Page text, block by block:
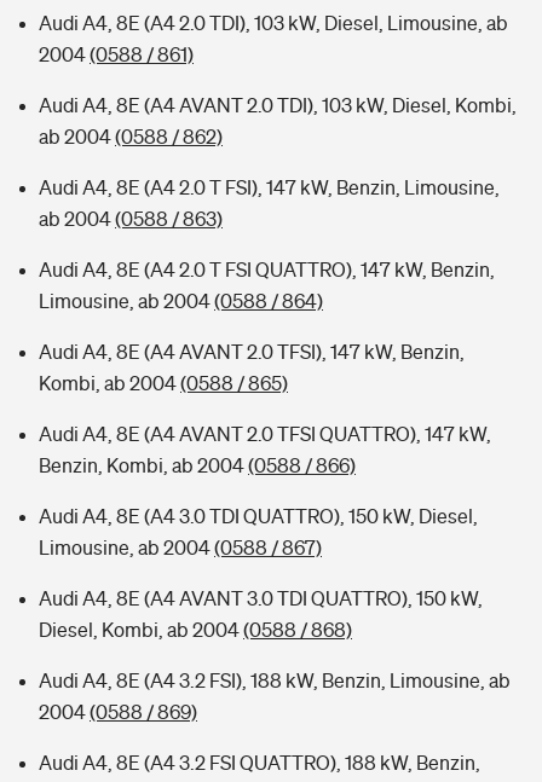
Audi A4, 8E (A4 2.0 TDI), 103 kW, Diesel, Limousine, ab
2004(0588 / 861)
Audi A4, 8E (A4 AVANT 2.0 TDI), 103 kW, Diesel, Kombi,
ab 2004(0588 / 862)
Audi A4, 8E (A4 2.0 T FSI), 147 kW, Benzin, Limousine,
ab 2004(0588 / 863)
Audi A4, 8E (A4 2.0 T FSI QUATTRO), 147 kW, Benzin,
Limousine, ab 2004(0588 / 864)
Audi A4, 8E (A4 AVANT 2.0 TFSI), 147 kW, Benzin,
Kombi, ab 2004(0588 / 865)
Audi A4, 8E (A4 AVANT 2.0 TFSI QUATTRO), 147 kW,
Benzin, Kombi, ab 2004(0588 / 866)
Audi A4, 8E (A4 3.0 TDI QUATTRO), 150 kW, Diesel,
Limousine, ab 2004(0588 / 867)
Audi A4, 8E (A4 AVANT 3.0 TDI QUATTRO), 150 kW,
Diesel, Kombi, ab 2004(0588 / 868)
Audi A4, 8E (A4 3.2 FSI), 188 kW, Benzin, Limousine, ab
2004(0588 / 869)
Audi A4, 8E (A4 3.2 FSI QUATTRO), 188 kW, Benzin,